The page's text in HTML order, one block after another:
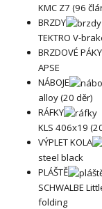
KMC Z7 (96
BRZDY
TEKTRO V-
BRZDOVÉ PÁKY
APSE
NÁBOJE
alloy (20 děr)
RÁFKY
KLS 406x19
VÝPLET KOLA
steel black
PLÁŠTĚ
SCHWALBE
folding